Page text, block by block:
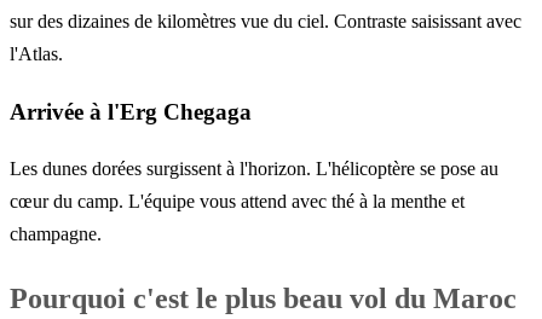
sur des dizaines de kilomètres vue du ciel. Contraste saisissant avec
l'Atlas.
Arrivée à l'Erg Chegaga
Les dunes dorées surgissent à l'horizon. L'hélicoptère se pose au
cœur du camp. L'équipe vous attend avec thé à la menthe et
champagne.
Pourquoi c'est le plus beau vol du Maroc